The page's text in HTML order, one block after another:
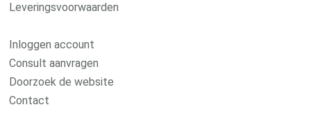
Leveringsvoorwaarden
Inloggen account
Consult aanvragen
Doorzoek de website
Contact